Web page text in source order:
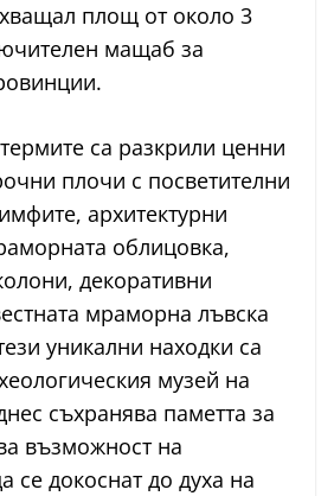
площ от около 3
мащаб за
са разкрили ценни
плочи с посветителни
архитектурни
облицовка,
декоративни
мраморна лъвска
уникални находки са
музей на
съхранява паметта за
възможност на
се докоснат до духа на